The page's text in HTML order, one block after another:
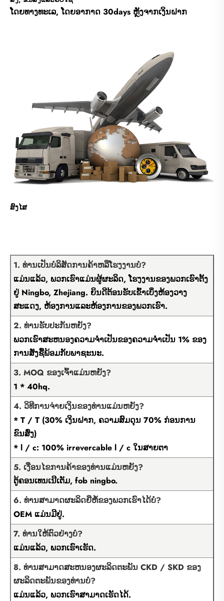
ໂດຍທາງທະເລ, ໂດຍອາກາດ 30days ຫຼັງຈາກເງິນຝາກ
ສົງໄສ
1. ທ່ານເປັນບໍລິສັດການຄ້າຫລືໂຮງງານບໍ?
ແມ່ນແລ້ວ, ພວກເຮົາແມ່ນຜູ້ຜະລິດ, ໂຮງງານຂອງພວກເຮົາຕັ້ງ
ຢູ່ Ningbo, Zhejiang. ຍິນດີຕ້ອນຮັບເຂົ້າເບິ່ງຫ້ອງວາງ
ສະແດງ, ຫ້ອງການແລະຫ້ອງການຂອງພວກເຮົາ.
2. ທ່ານຮັບປະກັນຫຍັງ?
ພວກເຮົາສະຫນອງຄວາມຈໍາເປັນຂອງຄວາມຈໍາເປັນ 1% ຂອງ
ການສັ່ງຊື້ພ້ອມກັບພາຊະນະ.
3. MOQ ຂອງເຈົ້າແມ່ນຫຍັງ?
1 * 40hq.
4. ວິທີການຈ່າຍເງິນຂອງທ່ານແມ່ນຫຍັງ?
* T / T (30% ເງິນຝາກ, ຄວາມສົມດຸນ 70% ກ່ອນການ
ຂົນສົ່ງ)
* l / c: 100% irrevercable l / c ໃນສາຍຕາ
5. ເງື່ອນໄຂການຄ້າຂອງທ່ານແມ່ນຫຍັງ?
ຕູ້ຄອນເທນເນີເຕັມ, fob ningbo.
6. ທ່ານສາມາດຜະລິດຍີ່ຫໍ້ຂອງພວກເຮົາໄດ້ບໍ?
OEM ແມ່ນມີຢູ່.
7. ທ່ານໃຫ້ຕົວຢ່າງບໍ?
ແມ່ນແລ້ວ, ພວກເຮົາເຮັດ.
8. ທ່ານສາມາດສະຫນອງຜະລິດຕະພັນ CKD / SKD ຂອງ
ຜະລິດຕະພັນຂອງທ່ານບໍ?
ແມ່ນແລ້ວ, ພວກເຮົາສາມາດເຮັດໄດ້.